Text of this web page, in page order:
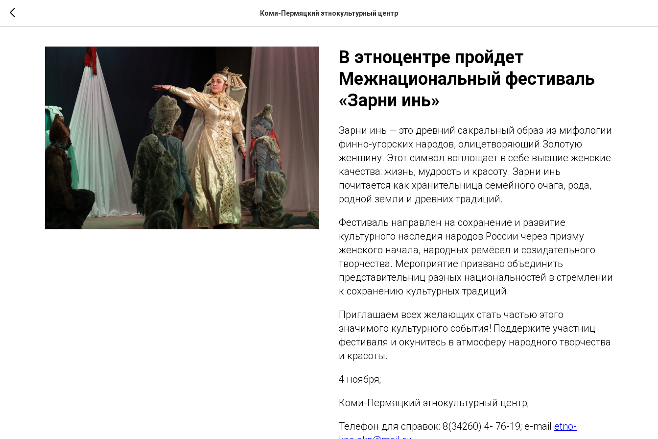
Коми-Пермяцкий этнокультурный центр
В этноцентре пройдет
Межнациональный фестиваль
«Зарни инь»
Зарни инь — это древний сакральный образ из мифологии
финно-угорских народов, олицетворяющий Золотую
женщину. Этот символ воплощает в себе высшие женские
качества: жизнь, мудрость и красоту. Зарни инь
почитается как хранительница семейного очага, рода,
родной земли и древних традиций.
Фестиваль направлен на сохранение и развитие
культурного наследия народов России через призму
женского начала, народных ремёсел и созидательного
творчества. Мероприятие призвано объединить
представительниц разных национальностей в стремлении
к сохранению культурных традиций.
Приглашаем всех желающих стать частью этого
значимого культурного события! Поддержите участниц
фестиваля и окунитесь в атмосферу народного творчества
и красоты.
4 ноября;
Коми-Пермяцкий этнокультурный центр;
Телефон для справок: 8(34260) 4- 76-19; e-mail etno-